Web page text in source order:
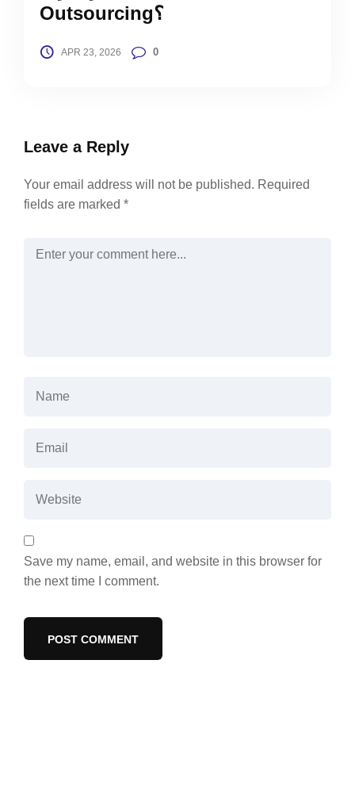
Outsourcing؟
APR 23, 2026 0
Leave a Reply
Your email address will not be published. Required
fields are marked *
Save my name, email, and website in this browser for
the next time I comment.